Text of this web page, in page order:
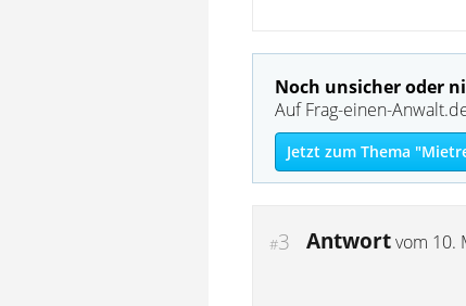
Noch unsicher oder
Auf Frag-einen-
Jetzt zum Thema
#3 Antwortvom 10.